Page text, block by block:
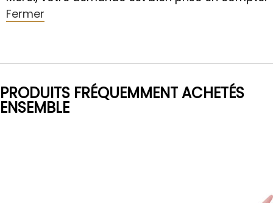
Fermer
PRODUITS FRÉQUEMMENT ACHETÉS
ENSEMBLE